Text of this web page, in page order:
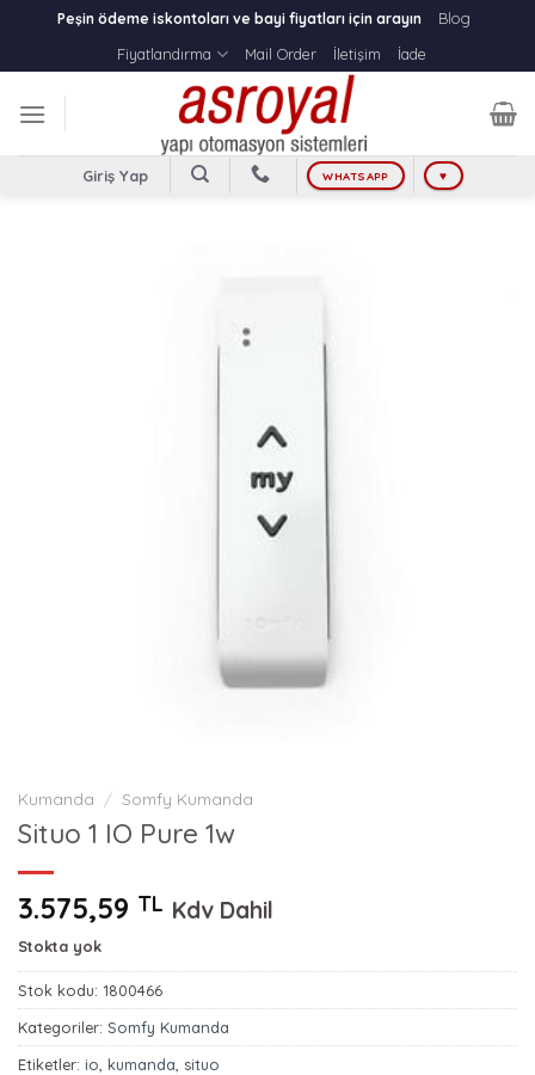
content
Peşin ödeme iskontoları ve bayi fiyatları için arayın
Blog
Fiyatlandırma
Mail Order İletişim İade
Giriş Yap WHATSAPP ♥
Kumanda / Somfy Kumanda
Situo 1 IO Pure 1w
3.575,59 TL Kdv Dahil
Stokta yok
Stok kodu: 1800466
Kategoriler: Somfy Kumanda
Etiketler: io kumanda situo